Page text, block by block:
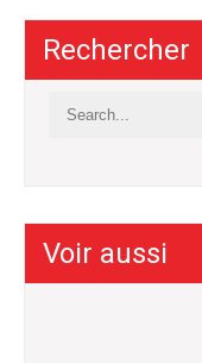
Rechercher
Voir aussi